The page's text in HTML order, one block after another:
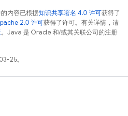
内容已根据知识共享署名 4.0 许可获得了
2.0 许可获得了许可。有关详情，请
。Java 是 Oracle 和/或其关联公司的注册
25。